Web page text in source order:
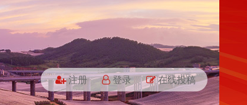
注册 登录 在线投稿